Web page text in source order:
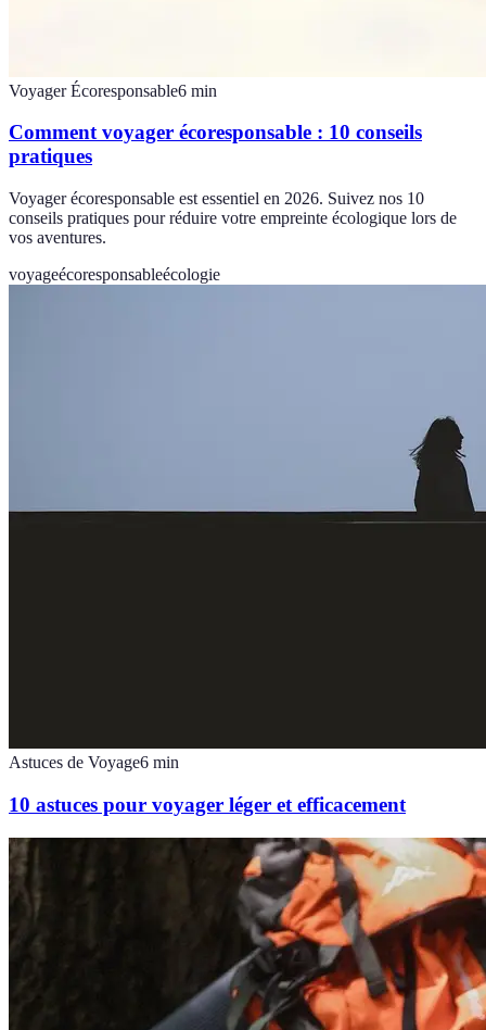
Voyager Écoresponsable6 min
Comment voyager écoresponsable : 10 conseils
pratiques
Voyager écoresponsable est essentiel en 2026. Suivez nos 10
conseils pratiques pour réduire votre empreinte écologique lors de
vos aventures.
voyageécoresponsableécologie
Astuces de Voyage6 min
10 astuces pour voyager léger et efficacement